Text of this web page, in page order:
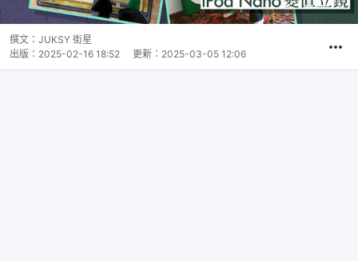
撰文： JUKSY 街星
出版： 2025-02-16 18:52 更新： 2025-03-05 12:06